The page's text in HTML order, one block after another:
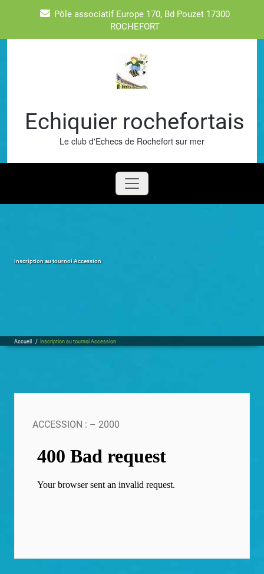
Pôle associatif Europe 170, Bd Pouzet 17300
ROCHEFORT
Echiquier rochefortais
Le club d'Echecs de Rochefort sur mer
Inscription au tournoi Accession
Accueil / Inscription au tournoi Accession
ACCESSION : – 2000